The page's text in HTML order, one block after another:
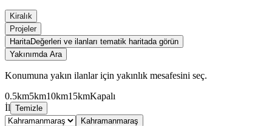
Kiralık
Projeler
HaritaDeğerleri ve ilanları tematik haritada görün
Yakınımda Ara
Konumuna yakın ilanlar için yakınlık mesafesini seç.
0.5km5km10km15kmKapalı
İl Temizle
Kahramanmaraş